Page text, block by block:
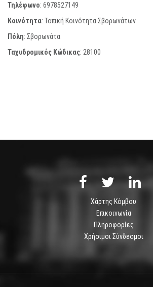
Τηλέφωνο: 6978527149
Κοινότητα: Τοπική Κοινότητα Σβορωνάτων
Πόλη: Σβορωνάτα
Ταχυδρομικός Κώδικας: 28100
Χάρτης Κόμβου
Επικοινωνία
Πληροφορίες
Χρήσιμοι Σύνδεσμοι